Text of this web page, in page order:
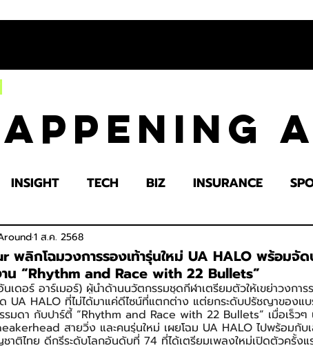
INSIGHT TECH BIZ INSURANCE
EDUCATION
พลิกโฉมวงการรองเท้ารุ่นใหม่ UA HALO พร้อมจั
น “Rhythm and Race with 22 Bullets”
1 ส.ค. 2568
ดอร์ อาร์เมอร์) ผู้นำด้านนวัตกรรมชุดกีฬาเตรียมตัวให้เขย่าวงการ
UA HALO ที่ไม่ได้มาแค่ดีไซน์ที่แตกต่าง แต่ยกระดับปรัชญาของแ
รมดา กับปาร์ตี้ “Rhythm and Race with 22 Bullets” เมื่อเร็
สายวิ่ง และคนรุ่นใหม่ เผยโฉม UA HALO ไปพร้อมกั
ติไทย ดีกรีระดับโลกอันดับที่ 74 ที่ได้เตรียมเพลงใหม่เปิดตัวครั้งแ